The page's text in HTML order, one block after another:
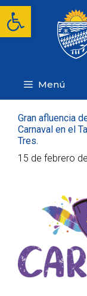
Abrir
Saltar
contenido
Menú
Gran afluencia
Carnaval en el
Tres.
15 de febrero